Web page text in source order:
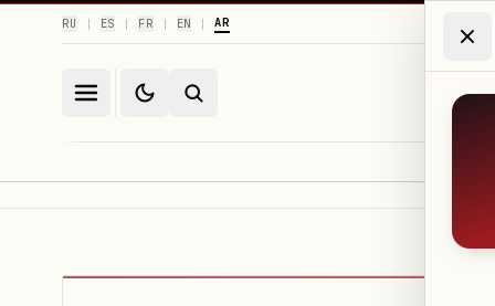
AR
|
EN
|
FR
|
ES
|
RU